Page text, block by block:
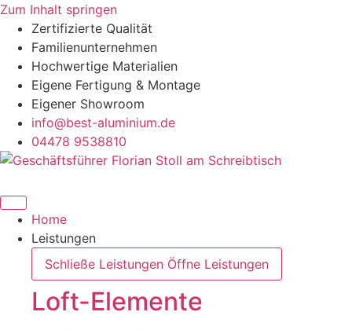
Zum Inhalt springen
Zertifizierte Qualität
Familienunternehmen
Hochwertige Materialien
Eigene Fertigung & Montage
Eigener Showroom
info@best-aluminium.de
04478 9538810
Home
Leistungen
Schließe Leistungen Öffne Leistungen
Loft-Elemente